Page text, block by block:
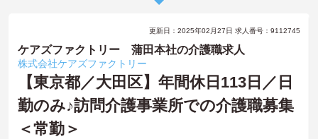
更新日：2025年02月27日 求人番号：9112745
ケアズファクトリー 蒲田本社の介護職求人
株式会社ケアズファクトリー
【東京都／大田区】年間休日113日／日
勤のみ♪訪問介護事業所での介護職募集
＜常勤＞